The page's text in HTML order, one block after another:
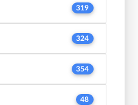
319
324
354
48